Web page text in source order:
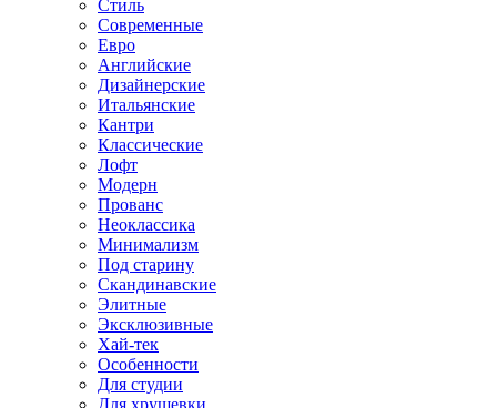
Стиль
Современные
Евро
Английские
Дизайнерские
Итальянские
Кантри
Классические
Лофт
Модерн
Прованс
Неоклассика
Минимализм
Под старину
Скандинавские
Элитные
Эксклюзивные
Хай-тек
Особенности
Для студии
Для хрущевки